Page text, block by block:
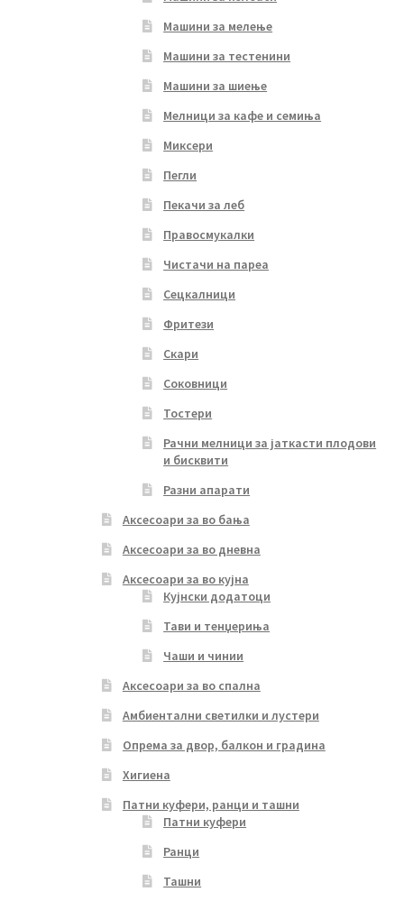
Машини за мелење
Машини за тестенини
Машини за шиење
Мелници за кафе и семиња
Миксери
Пегли
Пекачи за леб
Правосмукалки
Чистачи на пареа
Сецкалници
Фритези
Скари
Соковници
Тостери
Рачни мелници за јаткасти плодови
и бисквити
Разни апарати
Аксесоари за во бања
Аксесоари за во дневна
Аксесоари за во кујна
Кујнски додатоци
Тави и тенџериња
Чаши и чинии
Аксесоари за во спална
Амбиентални светилки и лустери
Опрема за двор, балкон и градина
Хигиена
Патни куфери, ранци и ташни
Патни куфери
Ранци
Ташни